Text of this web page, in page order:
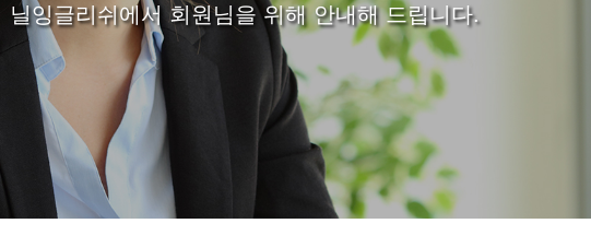
닐잉글리쉬에서 회원님을 위해 안내해 드립니다.